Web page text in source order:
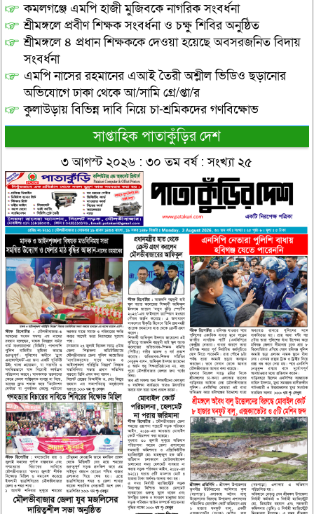
কমলগঞ্জে এমপি হাজী মুজিবকে নাগরিক সংবর্ধনা
শ্রীমঙ্গলে প্রবীণ শিক্ষক সংবর্ধনা ও চক্ষু শিবির অনুষ্ঠিত
শ্রীমঙ্গলে ৪ প্রধান শিক্ষককে দেওয়া হয়েছে অবসরজনিত বিদায়
সংবর্ধনা
এমপি নাসের রহমানের এআই তৈরী অশ্লীল ভিডিও ছড়ানোর
অভিযোগে ঢাকা থেকে আ/সামি গ্রে/প্তা/র
কুলাউড়ায় বিভিন্ন দাবি নিয়ে চা-শ্রমিকদের গণবিক্ষোভ
সাপ্তাহিক পাতাকুঁড়ির দেশ
৩ আগস্ট ২০২৬ : ৩০ তম বর্ষ : সংখ্যা ২৫